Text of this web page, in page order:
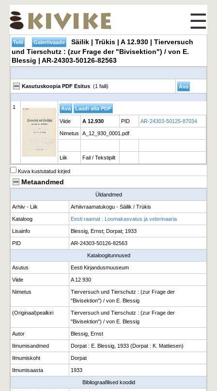
☰
Säilik | Trükis | A 12.930 | Tierversuch
und Tierschutz : (zur Frage der "Bivisektion") / von E.
Blessig | AR-24303-50126-82563
Kasutuskoopia PDF Esitus (1 faili)
1
Viide A 12.930 PID AR-24303-50125-87034
Nimetus A_12_930_0001.pdf
Liik Fail / Tekstipilt
Kuva kustutatud kirjed
Metaandmed
Üldandmed
Arhiiv - Liik Arhiivraamatukogu - Säilik / Trükis
Kataloog Eesti raamat : Loomakasvatus ja veterinaaria
Lisainfo Blessig, Ernst; Dorpat; 1933
PID AR-24303-50126-82563
Kataloogitunnused
Asutus Eesti Kirjandusmuuseum
Viide A 12.930
Nimetus
Tierversuch und Tierschutz : (zur Frage der
"Bivisektion") / von E. Blessig
(Originaal)pealkiri
Tierversuch und Tierschutz : (zur Frage der
"Bivisektion") / von E. Blessig
Autor Blessig, Ernst
Ilmumisandmed Dorpat : E. Blessig, 1933 (Dorpat : K. Mattiesen)
Ilmumiskoht Dorpat
Ilmumisaasta 1933
Bibliograafilised koodid